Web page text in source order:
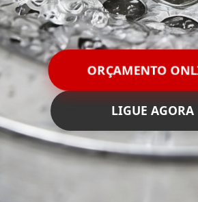
ORÇAMENTO
LIGUE AGORA